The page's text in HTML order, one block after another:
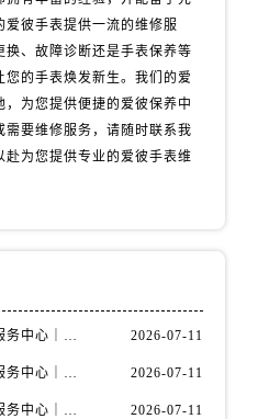
辽宁省锦州市古塔区中央大街爱彼售后服务中心（需提前预约）
辽宁省沈阳市沈河区中街路137号亨得利名表维修授权店1楼爱彼售后服务中心（需提前预约）
爱彼手表提供一流的维修服
、故障诊断还是手表保养等
的手表焕发新生。我们的爱
为您提供便捷的爱彼保养中
要维修服务，请随时联系我
为您提供专业的爱彼手表维
亲身探访爱彼天津官方售后服务中心｜全部地址与售后电话（2026年7月最新） 2026-07-11
亲身探访爱彼合肥官方售后服务中心｜热线电话与网点地址（2026年7月最新） 2026-07-11
亲身探访爱彼重庆官方售后服务中心｜详细地址与售后电话（2026年7月最新） 2026-07-11